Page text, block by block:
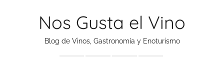
Nos Gusta el Vino
Blog de Vinos, Gastronomía y Enoturismo